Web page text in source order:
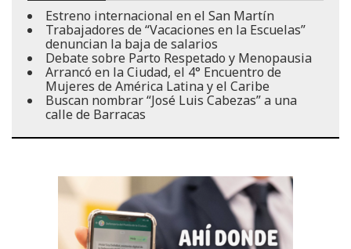
Estreno internacional en el San Martín
Trabajadores de “Vacaciones en la Escuelas”
denuncian la baja de salarios
Debate sobre Parto Respetado y Menopausia
Arrancó en la Ciudad, el 4° Encuentro de
Mujeres de América Latina y el Caribe
Buscan nombrar “José Luis Cabezas” a una
calle de Barracas